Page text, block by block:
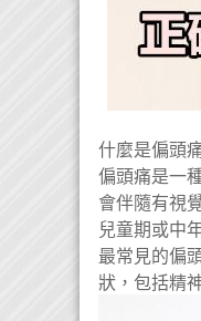
什麼是偏頭
偏頭痛是一
會伴隨有視
兒童期或中
最常見的偏
狀，包括精